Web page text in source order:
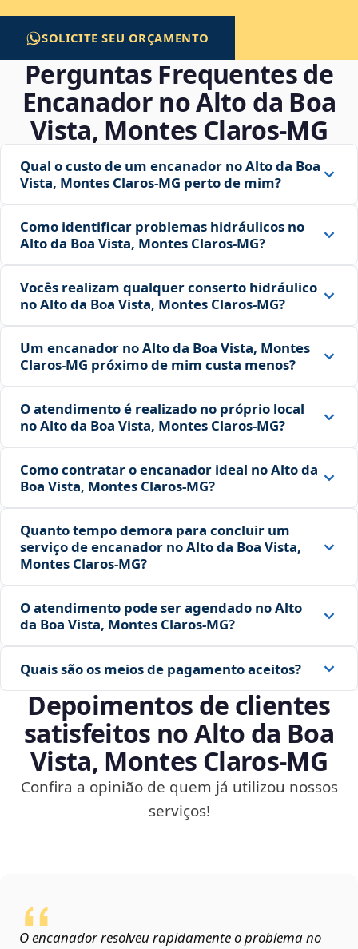
SOLICITE SEU ORÇAMENTO
Perguntas Frequentes de
Encanador no Alto da Boa
Vista, Montes Claros‑MG
Qual o custo de um encanador no Alto da Boa
Vista, Montes Claros‑MG perto de mim?
Como identificar problemas hidráulicos no
Alto da Boa Vista, Montes Claros‑MG?
Vocês realizam qualquer conserto hidráulico
no Alto da Boa Vista, Montes Claros‑MG?
Um encanador no Alto da Boa Vista, Montes
Claros‑MG próximo de mim custa menos?
O atendimento é realizado no próprio local
no Alto da Boa Vista, Montes Claros‑MG?
Como contratar o encanador ideal no Alto da
Boa Vista, Montes Claros‑MG?
Quanto tempo demora para concluir um
serviço de encanador no Alto da Boa Vista,
Montes Claros‑MG?
O atendimento pode ser agendado no Alto
da Boa Vista, Montes Claros‑MG?
Quais são os meios de pagamento aceitos?
Depoimentos de clientes
satisfeitos no Alto da Boa
Vista, Montes Claros‑MG
Confira a opinião de quem já utilizou nossos
serviços!
O encanador resolveu rapidamente o problema no